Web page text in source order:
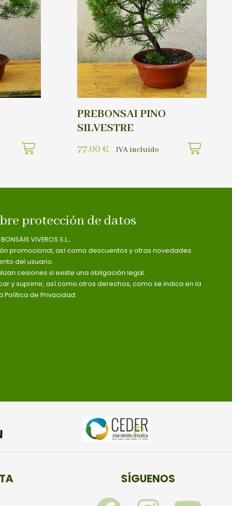
PREBONSAI PINO
SILVESTRE
77,00 € IVA incluído
protección de datos
BONSÁIS VIVEROS S.L.;
promocional, así como descuentos y otras novedades.
del usuario.
cesiones si existe una obligación legal.
y suprimir, así como otros derechos, como se indica en la
Política de Privacidad.
SÍGUENOS